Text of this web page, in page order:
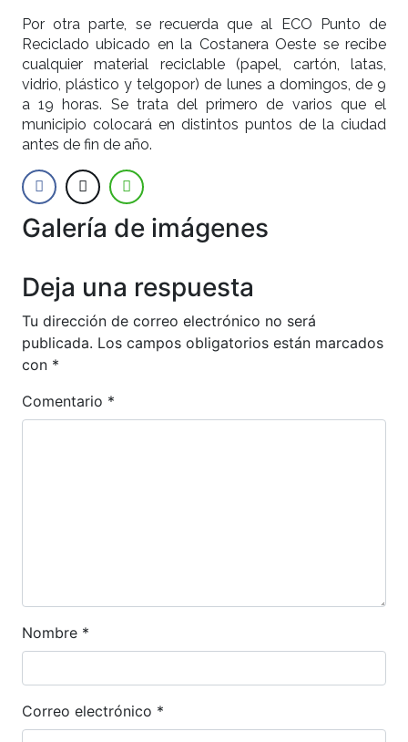
Por otra parte, se recuerda que al ECO Punto de
Reciclado ubicado en la Costanera Oeste se recibe
cualquier material reciclable (papel, cartón, latas,
vidrio, plástico y telgopor) de lunes a domingos, de 9
a 19 horas. Se trata del primero de varios que el
municipio colocará en distintos puntos de la ciudad
antes de fin de año.
Galería de imágenes
Deja una respuesta
Tu dirección de correo electrónico no será
publicada. Los campos obligatorios están marcados
con *
Comentario *
Nombre *
Correo electrónico *